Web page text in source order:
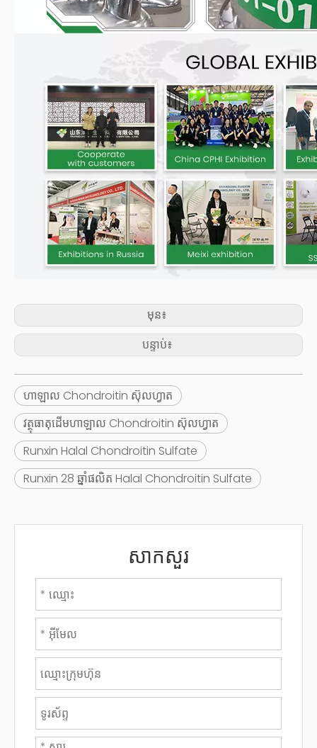
មុន៖
បន្ទាប់៖
ហាឡាល Chondroitin ស៊ុលហ្វាត
វត្ថុធាតុដើមហាឡាល Chondroitin ស៊ុលហ្វាត
Runxin Halal Chondroitin Sulfate
Runxin 28 ឆ្នាំផលិត Halal Chondroitin Sulfate
សាកសួរ